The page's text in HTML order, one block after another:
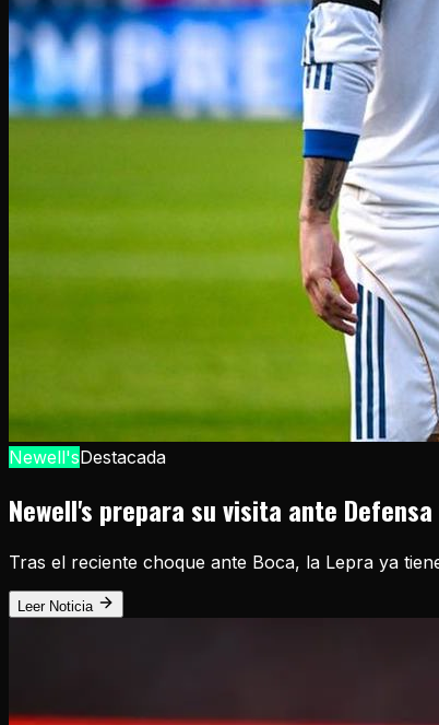
Newell'sDestacada
Newell's prepara su visita ante
Tras el reciente choque ante Boca, la Lepra ya
Leer Noticia